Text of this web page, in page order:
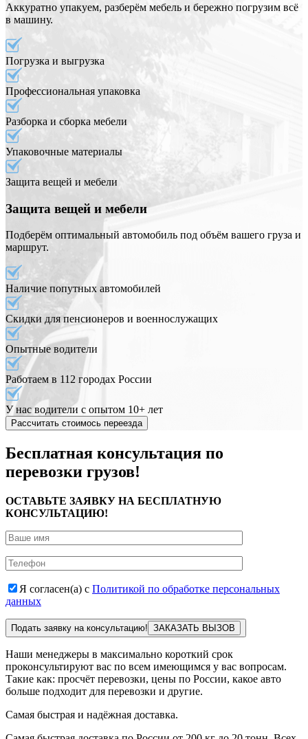
Аккуратно упакуем, разберём мебель и бережно погрузим всё
в машину.
Погрузка и выгрузка
Профессиональная упаковка
Разборка и сборка мебели
Упаковочные материалы
Защита вещей и мебели
Защита вещей и мебели
Подберём оптимальный автомобиль под объём вашего груза и
маршрут.
Наличие попутных автомобилей
Скидки для пенсионеров и военнослужащих
Опытные водители
Работаем в 112 городах России
У нас водители с опытом 10+ лет
Рассчитать стоимось переезда
Бесплатная консультация по
перевозки грузов!
ОСТАВЬТЕ ЗАЯВКУ НА БЕСПЛАТНУЮ
КОНСУЛЬТАЦИЮ!
Я согласен(а) с Политикой по обработке персональных
данных
Подать заявку на консультацию!
Наши менеджеры в максимально короткий срок
проконсультируют вас по всем имеющимся у вас вопросам.
Такие как: просчёт перевозки, цены по России, какое авто
больше подходит для перевозки и другие.
Самая быстрая и надёжная доставка.